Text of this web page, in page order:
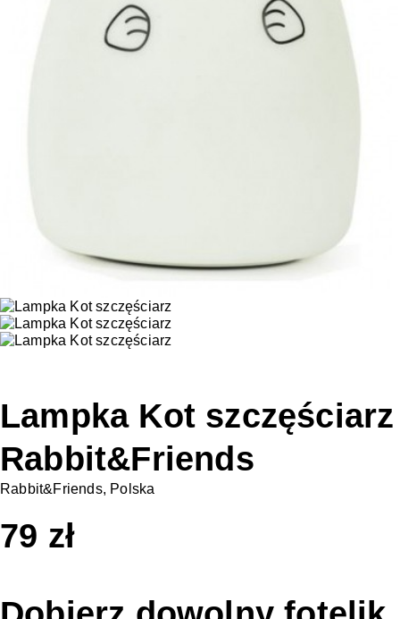
Lampka Kot szczęściarz
Rabbit&Friends
Rabbit&Friends, Polska
79 zł